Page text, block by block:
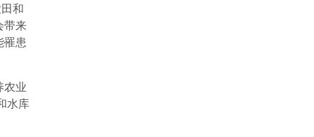
和
带来
罹患
农业
水库